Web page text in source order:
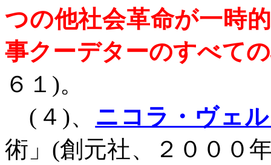
つの他社会革命が一時
事クーデターのすべて
６１ )。
( ４ )、 ニコラ・ヴェ
術」 (創元社、２０００